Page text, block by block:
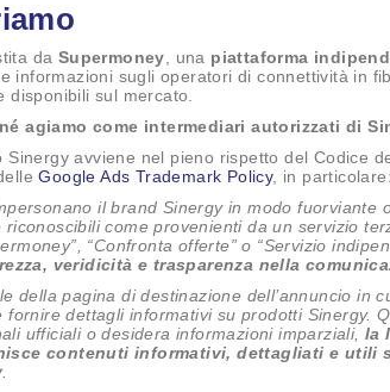
da Supermoney, una piattaforma
informazioni sugli operatori di connettività in
disponibili sul mercato.
agiamo come intermediari autorizzati di
Sinergy avviene nel pieno rispetto del Codice
Google Ads Trademark Policy, in particolare:
il brand Sinergy in modo fuorviante
riconoscibili come provenienti da un servizio
“Confronta offerte” o “Servizio
veridicità e trasparenza nella
della pagina di destinazione dell’annuncio in
fornire dettagli informativi su prodotti Sinergy.
ufficiali o desidera informazioni imparziali, la
contenuti informativi, dettagliati e utili
.